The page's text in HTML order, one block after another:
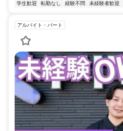
学生歓迎
転勤なし 経験不問 未経験者歓迎
アルバイト・パート